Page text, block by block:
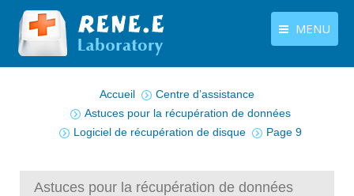
MENU
Centre de téléchargement
Tutoriels
Accueil
Centre d’assistance
Astuces pour la récupération de données
Logiciel de récupération de disque
Page 9
Astuces pour la récupération de données